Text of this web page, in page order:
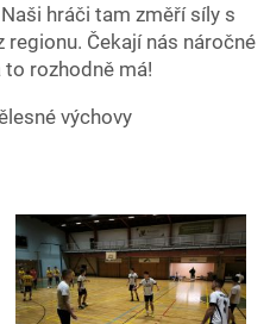
hráči tam změří síly s
Čekají nás náročné
to rozhodně má!
výchovy